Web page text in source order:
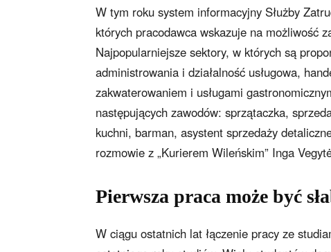
W tym roku system informacyjny Służby
których pracodawca wskazuje na możliwość
Najpopularniejsze sektory, w których są
administrowania i działalność usługowa,
zakwaterowaniem i usługami
następujących zawodów: sprzątaczka,
kuchni, barman, asystent sprzedaży
rozmowie z „Kurierem Wileńskim” Inga
Pierwsza praca może być
W ciągu ostatnich lat łączenie pracy ze